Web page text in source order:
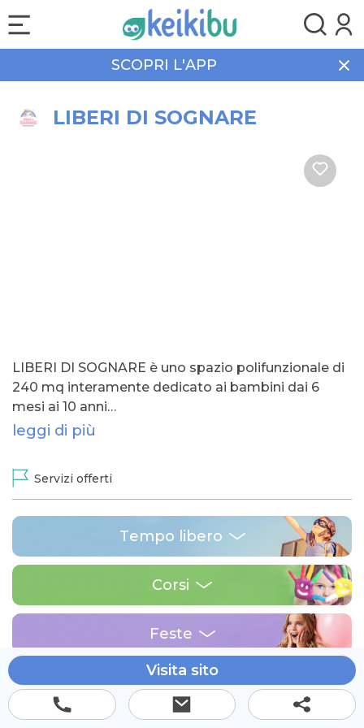
SCOPRI L'APP
Tempo libero LIBERI DI SOGNARE
LIBERI DI SOGNARE
LIBERI DI SOGNARE è uno spazio polifunzionale di
240 mq interamente dedicato ai bambini dai 6
mesi ai 10 anni…
leggi di più
Servizi offerti
Tempo libero
Corsi
Feste
Via sannio 24 Milano 20137 (MI)
Visita sito